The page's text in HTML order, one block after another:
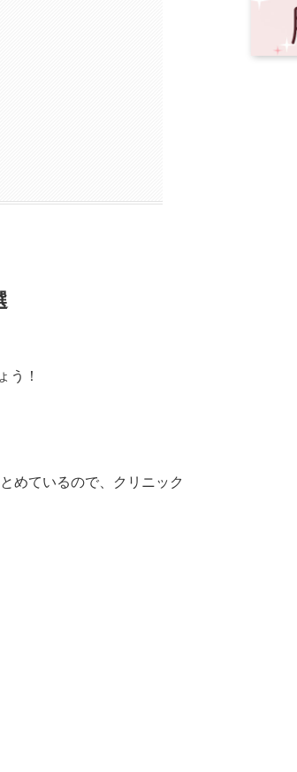
う！
めているので、クリニック